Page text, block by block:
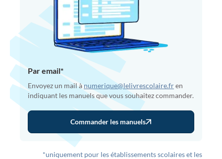
Par email*
Envoyez un mail ànumerique@lelivrescolaire.fren
indiquant les manuels que vous souhaitez commander.
Commander les manuels
*uniquement pour les établissements scolaires et les